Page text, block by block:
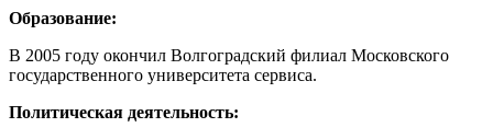
Образование:
В 2005 году окончил Волгоградский филиал Московского
государственного университета сервиса.
Политическая деятельность: